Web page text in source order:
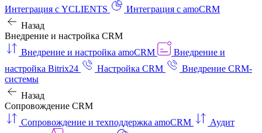
Интеграция с YCLIENTS
Интеграция с amoCRM
Назад
Внедрение и настройка CRM
Внедрение и настройка amoCRM
Внедрение и
настройка Bitrix24
Настройка CRM
Внедрение CRM-
системы
Назад
Сопровождение CRM
Сопровождение и техподдержка amoCRM
Аудит